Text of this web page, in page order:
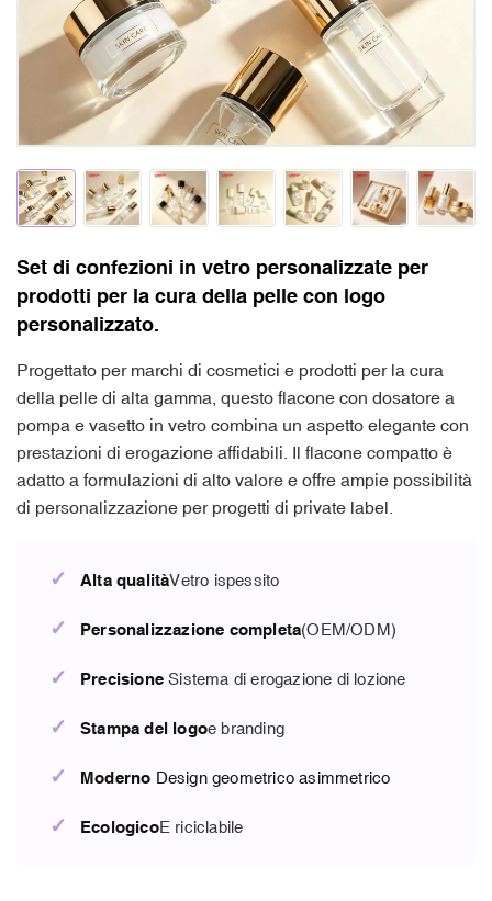
Set di confezioni in vetro personalizzate per
prodotti per la cura della pelle con logo
personalizzato.
Progettato per marchi di cosmetici e prodotti per la cura
della pelle di alta gamma, questo flacone con dosatore a
pompa e vasetto in vetro combina un aspetto elegante con
prestazioni di erogazione affidabili. Il flacone compatto è
adatto a formulazioni di alto valore e offre ampie possibilità
di personalizzazione per progetti di private label.
✓ Alta qualitàVetro ispessito
✓ Personalizzazione completa(OEM/ODM)
✓ Precisione Sistema di erogazione di lozione
✓ Stampa del logoe branding
✓ Moderno Design geometrico asimmetrico
✓ EcologicoE riciclabile